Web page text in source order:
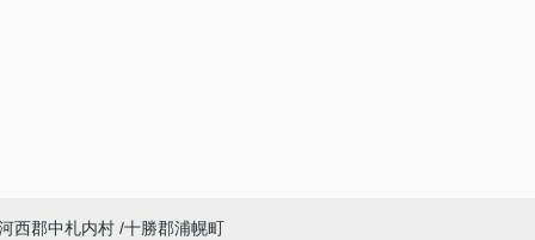
西郡中札内村 十勝郡浦幌町